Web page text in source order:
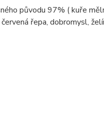
původu 97% ( kuře
řepa, dobromysl,